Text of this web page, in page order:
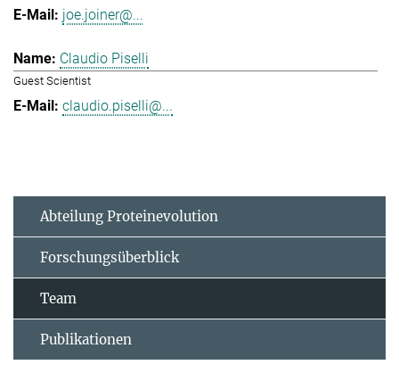
joe.joiner@...
Claudio Piselli
Guest Scientist
claudio.piselli@...
Abteilung Proteinevolution
Forschungsüberblick
Team
Publikationen